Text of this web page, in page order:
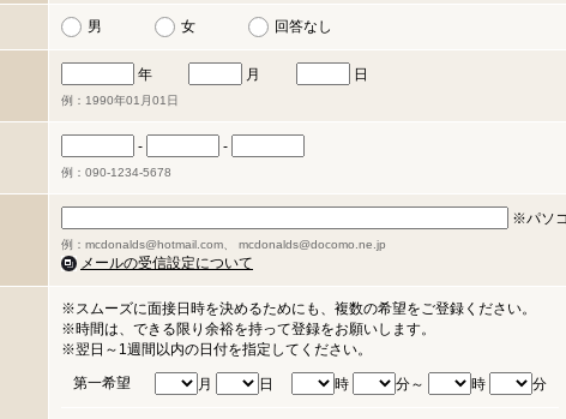
男 女 回答なし
年 月 日
例：1990年01月01日
- -
例：090-1234-5678
※パソ
例：mcdonalds@hotmail.com、 mcdonalds@docomo.ne.jp
メールの受信設定について
※スムーズに面接日時を決めるためにも、複数の希望をご登録ください。
※時間は、できる限り余裕を持って登録をお願いします。
※翌日～1週間以内の日付を指定してください。
第一希望
月 日 時 分～ 時 分